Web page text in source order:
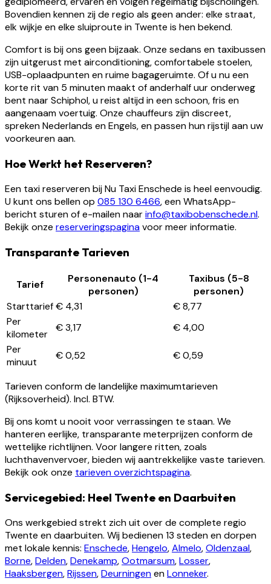
Bovendien kennen zij de regio als geen ander: elke straat,
elk wijkje en elke sluiproute in Twente is hen bekend.
Comfort is bij ons geen bijzaak. Onze sedans en taxibussen
zijn uitgerust met airconditioning, comfortabele stoelen,
USB-oplaadpunten en ruime bagageruimte. Of u nu een
korte rit van 5 minuten maakt of anderhalf uur onderweg
bent naar Schiphol, u reist altijd in een schoon, fris en
aangenaam voertuig. Onze chauffeurs zijn discreet,
spreken Nederlands en Engels, en passen hun rijstijl aan uw
voorkeuren aan.
Hoe Werkt het Reserveren?
Een taxi reserveren bij Nu Taxi Enschede is heel eenvoudig.
U kunt ons bellen op 085 130 6466, een WhatsApp-
bericht sturen of e-mailen naarinfo@taxibobenschede.nl.
Bekijk onze reserveringspaginavoor meer informatie.
Transparante Tarieven
Tarief
Personenauto (1-4
personen)
Taxibus (5-8
personen)
Starttarief€ 4,31
€ 8,77
Per
kilometer
€ 3,17
€ 4,00
Per
minuut
€ 0,52 € 0,59
Tarieven conform de landelijke maximumtarieven
(Rijksoverheid). Incl. BTW.
Bij ons komt u nooit voor verrassingen te staan. We
hanteren eerlijke, transparante meterprijzen conform de
wettelijke richtlijnen. Voor langere ritten, zoals
luchthavenvervoer, bieden wij aantrekkelijke vaste tarieven.
Bekijk ook onze tarieven overzichtspagina.
Servicegebied: Heel Twente en Daarbuiten
Ons werkgebied strekt zich uit over de complete regio
Twente en daarbuiten. Wij bedienen 13 steden en dorpen
met lokale kennis: Enschede,Hengelo,Almelo,Oldenzaal,
Borne,Delden,Denekamp,Ootmarsum,Losser,
Haaksbergen,Rijssen,DeurningenenLonneker.